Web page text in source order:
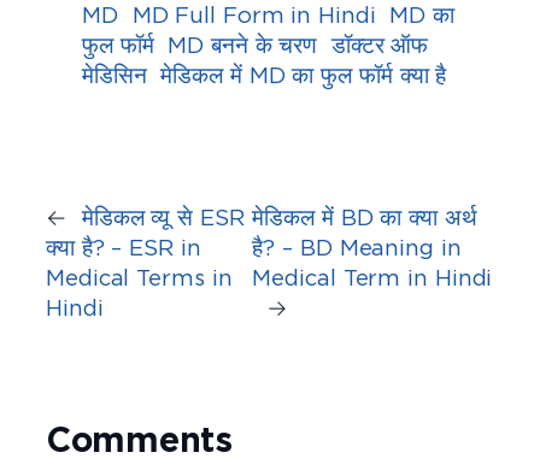
MD MD Full Form in Hindi MD का
फुल फॉर्म MD बनने के चरण डॉक्टर ऑफ
मेडिसिन मेडिकल में MD का फुल फॉर्म क्या है
←
मेडिकल व्यू से ESR
क्या है? – ESR in
Medical Terms in
Hindi
मेडिकल में BD का क्या अर्थ
है? – BD Meaning in
Medical Term in Hindi
→
Comments